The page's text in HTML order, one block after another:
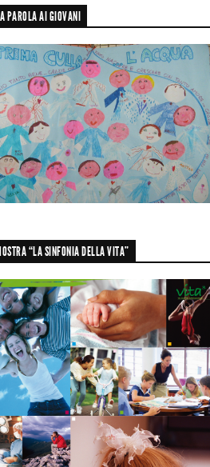
PAROLA AI GIOVANI
“LA SINFONIA DELLA VITA”